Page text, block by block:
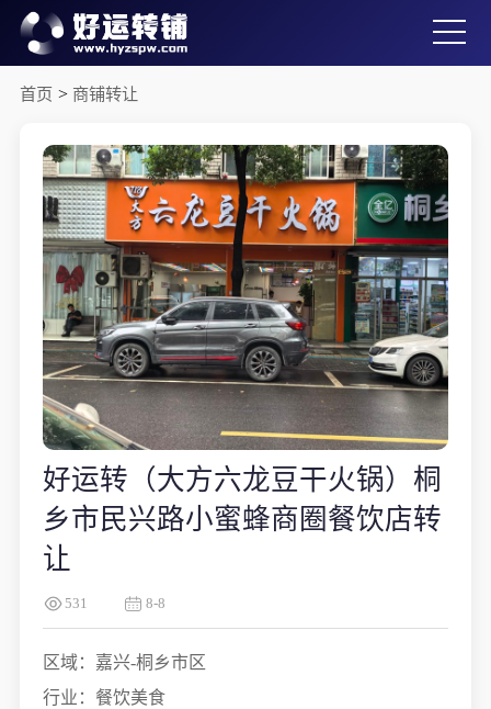
首页 > 商铺转让
好运转（大方六龙豆干火锅）桐
乡市民兴路小蜜蜂商圈餐饮店转
让
531 8-8
区域：嘉兴-桐乡市区
行业：餐饮美食